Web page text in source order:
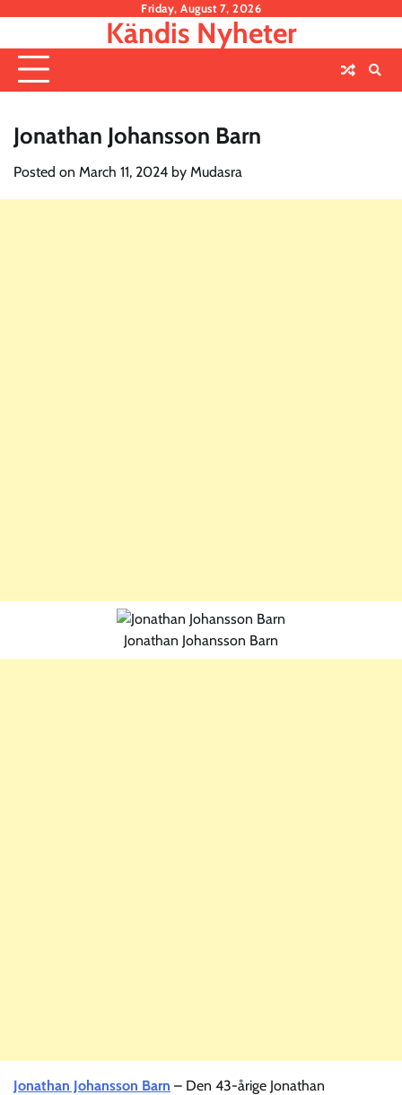
content
Friday, August 7, 2026
Kändis Nyheter
Jonathan Johansson Barn
Posted on March 11, 2024 by Mudasra
Jonathan Johansson Barn
Jonathan Johansson Barn – Den 43-årige Jonathan